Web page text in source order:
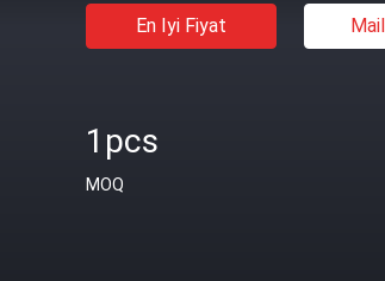
En Iyi Fiyat
1pcs
MOQ